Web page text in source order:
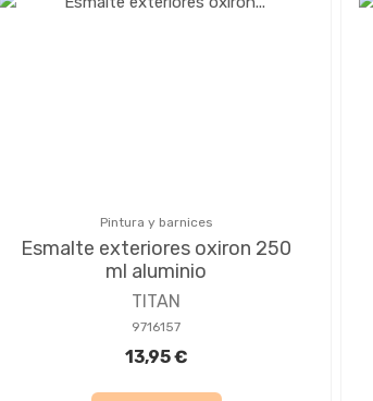
Pintura y barnices
Esmalte exteriores oxiron 250
ml aluminio
TITAN
9716157
13,95 €